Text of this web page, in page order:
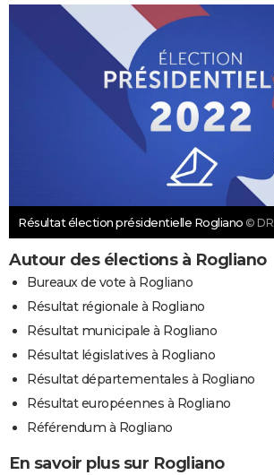
Résultat élection présidentielle Rogliano © DR
Autour des élections à Rogliano
Bureaux de vote à Rogliano
Résultat régionale à Rogliano
Résultat municipale à Rogliano
Résultat législatives à Rogliano
Résultat départementales à Rogliano
Résultat européennes à Rogliano
Référendum à Rogliano
En savoir plus sur Rogliano